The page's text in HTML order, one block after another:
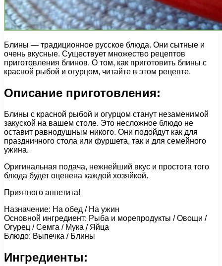
Блины — традиционное русское блюда. Они сытные и
очень вкусные. Существует множество рецептов
приготовления блинов. О том, как приготовить блины с
красной рыбой и огурцом, читайте в этом рецепте.
Описание приготовления:
Блины с красной рыбой и огурцом станут незаменимой
закуской на вашем столе. Это несложное блюдо не
оставит равнодушным никого. Они подойдут как для
праздничного стола или фуршета, так и для семейного
ужина.
Оригинальная подача, нежнейший вкус и простота того
блюда будет оценена каждой хозяйкой.
Приятного аппетита!
Назначение: На обед / На ужин
Основной ингредиент: Рыба и морепродукты / Овощи /
Огурец / Семга / Мука / Яйца
Блюдо: Выпечка / Блины
Ингредиенты: